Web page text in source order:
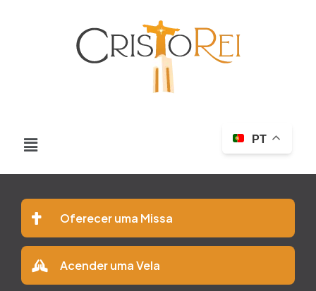
PT
Oferecer uma Missa
Acender uma Vela